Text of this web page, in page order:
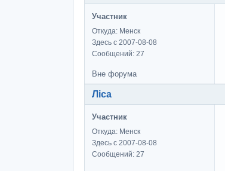
Участник
Откуда: Менск
Здесь с 2007-08-08
Сообщений: 27
Вне форума
Ліса
Участник
Откуда: Менск
Здесь с 2007-08-08
Сообщений: 27